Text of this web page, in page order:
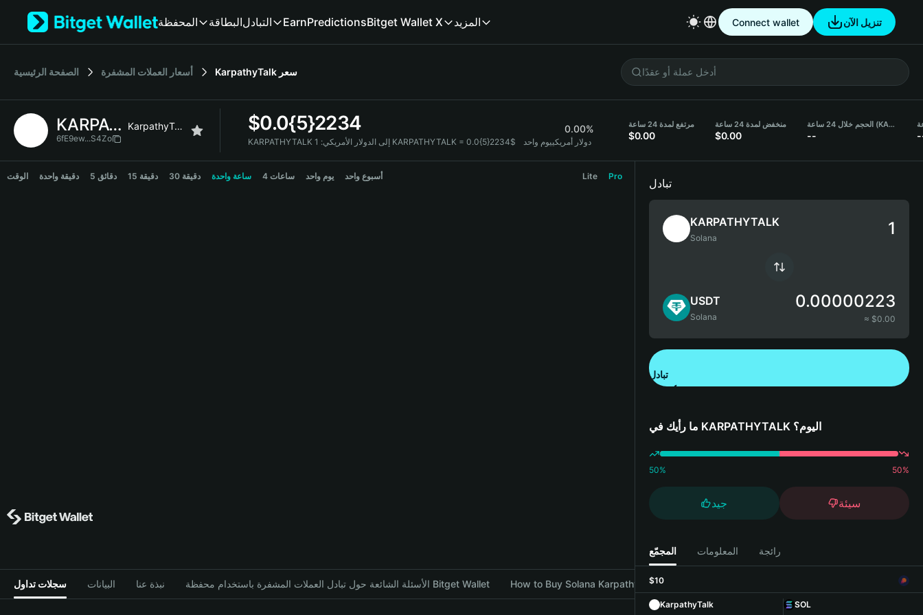
Tiếng Việt
Español (Latinoamérica)
Français
Deutsch
繁體中文
المحفظة البطاقةالتبادل EarnPredictionsBitget Wallet X المزيد Connect wallet تنزيل الآن
الصفحة الرئيسية أسعار العملات المشفرة KarpathyTalk سعر
KARPATHYTALK KarpathyTalk
6fE9ew...S4Zo
$0.0{5}2234 0.00%
KARPATHYTALK إلى الدولار الأمريكي: 1 KARPATHYTALK = 0.0{5}2234$ دولار أمريكييوم واحد
مرتفع لمدة 24 ساعة
$0.00
منخفض لمدة 24 ساعة
$0.00
الحجم خلال 24 ساعة (KARPATHYTALK)
--
KARPATHYTALK Price Chart
الوقت دقيقة واحدة 5 دقائق 15 دقيقة 30 دقيقة ساعة واحدة 4 ساعات يوم واحد أسبوع واحد Lite Pro
سجلات تداول البيانات نبذة عنا الأسئلة الشائعة حول تبادل العملات المشفرة باستخدام محفظة Bitget Wallet How to Buy Solana KarpathyTalk with Bitget Wallet
تبادل
KARPATHYTALK
Solana
USDT
Solana
0.00000223
≈ $0.00
تبادل
ما رأيك في KARPATHYTALK اليوم؟
50% 50%
جيد سيئة
المجمّع المعلومات رائجة
$10
KarpathyTalk
SOL